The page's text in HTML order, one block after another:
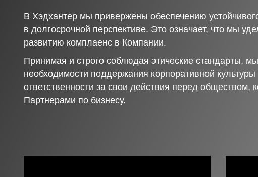
В Хэдхантер мы привержены обеспечению
в долгосрочной перспективе. Это означает, что мы
развитию комплаенс в Компании.
Принимая и строго соблюдая этические стандарты,
необходимости поддержания корпоративной культуры
ответственности за свои действия перед обществом,
Партнерами по бизнесу.